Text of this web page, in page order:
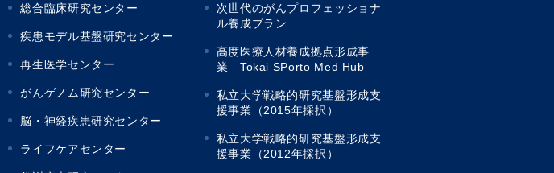
総合臨床研究センター
疾患モデル基盤研究センター
再生医学センター
がんゲノム研究センター
脳・神経疾患研究センター
ライフケアセンター
次世代のがんプロフェッショナ
ル養成プラン
高度医療人材養成拠点形成事
業 Tokai SPorto Med Hub
私立大学戦略的研究基盤形成支
援事業（2015年採択）
私立大学戦略的研究基盤形成支
援事業（2012年採択）